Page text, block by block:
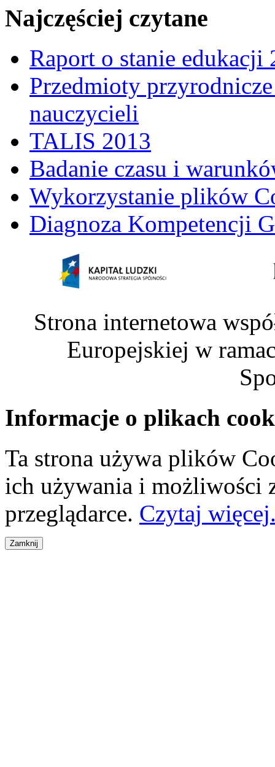
Najczęściej czytane
Raport o stanie edukacji
Przedmioty
nauczycieli
TALIS 2013
Badanie czasu i
Wykorzystanie plików
Diagnoza Kompetencji
Strona internetowa
Europejskiej w
Informacje o plikach
Ta strona używa plików
ich używania i możliwości
przeglądarce. Czytaj